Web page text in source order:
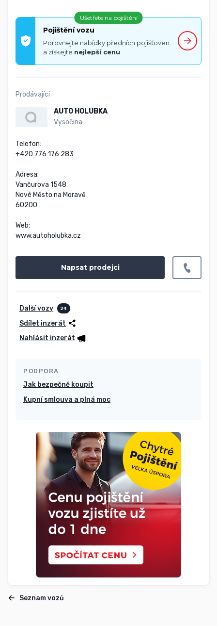
Ušetřete na pojištění
Pojištění vozu
Porovnejte nabídky předních pojišťoven
a získejte nejlepší cenu
Prodávající
AUTO HOLUBKA
Vysočina
Telefon:
+420 776 176 283
Adresa:
Vančurova 1548
Nové Město na Moravě
60200
Web:
www.autoholubka.cz
Napsat prodejci
Další vozy 24
Sdílet inzerát
Nahlásit inzerát
PODPORA
Jak bezpečně koupit
Kupní smlouva a plná moc
Seznam vozů